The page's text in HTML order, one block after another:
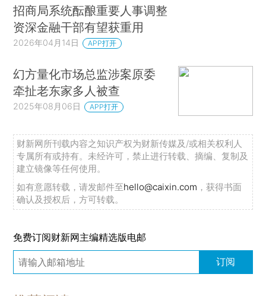
招商局系统酝酿重要人事调整
资深金融干部有望获重用
2026年04月14日 APP打开
幻方量化市场总监涉案原委
牵扯老东家多人被查
2025年08月06日 APP打开
财新网所刊载内容之知识产权为财新传媒及/或相关权利人
专属所有或持有。未经许可，禁止进行转载、摘编、复制及
建立镜像等任何使用。
如有意愿转载，请发邮件至hello@caixin.com ，获得书面
确认及授权后，方可转载。
免费订阅财新网主编精选版电邮
订阅